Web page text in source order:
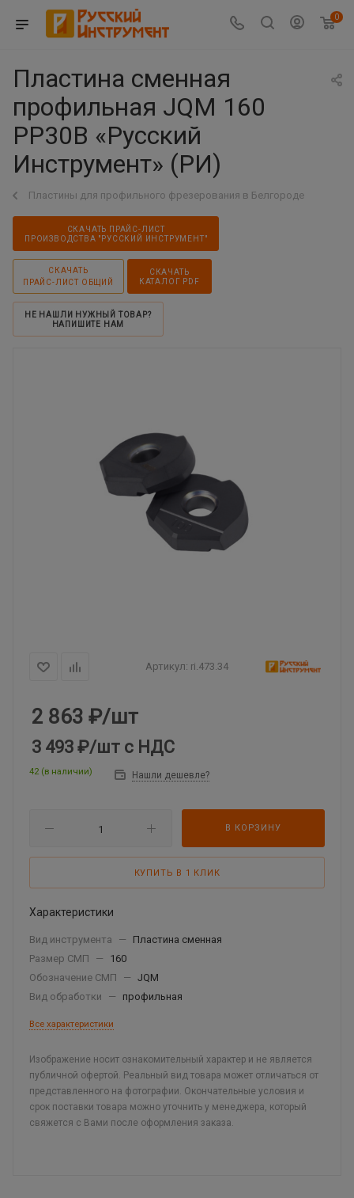
0
Пластина сменная
профильная JQM 160
PP30B «Русский
Инструмент» (РИ)
Пластины для профильного фрезерования в Белгороде
СКАЧАТЬ ПРАЙС-ЛИСТ
ПРОИЗВОДСТВА "РУССКИЙ ИНСТРУМЕНТ"
СКАЧАТЬ
ПРАЙС-ЛИСТ ОБЩИЙ
СКАЧАТЬ
КАТАЛОГ PDF
НЕ НАШЛИ НУЖНЫЙ ТОВАР?
НАПИШИТЕ НАМ
Артикул: ri.473.34
2 863 ₽/шт
3 493 ₽/шт с НДС
42 (в наличии) Нашли дешевле?
В КОРЗИНУ
КУПИТЬ В 1 КЛИК
Характеристики
Вид инструмента —
Пластина сменная
Размер СМП
—
160
Обозначение СМП
— JQM
Вид обработки
— профильная
Все характеристики
Изображение носит ознакомительный характер и не является
публичной офертой. Реальный вид товара может отличаться от
представленного на фотографии. Окончательные условия и
срок поставки товара можно уточнить у менеджера, который
свяжется с Вами после оформления заказа.